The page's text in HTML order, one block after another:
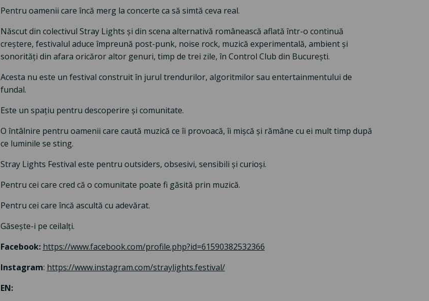
Pentru oamenii care încă merg la concerte ca să simtă ceva real.
Născut din colectivul Stray Lights și din scena alternativă românească aflată într-o continuă
creștere, festivalul aduce împreună post-punk, noise rock, muzică experimentală, ambient și
sonorități din afara oricăror altor genuri, timp de trei zile, în Control Club din București.
Acesta nu este un festival construit în jurul trendurilor, algoritmilor sau entertainmentului de
fundal.
Este un spațiu pentru descoperire și comunitate.
O întâlnire pentru oamenii care caută muzică ce îi provoacă, îi mișcă și rămâne cu ei mult timp după
ce luminile se sting.
Stray Lights Festival este pentru outsiders, obsesivi, sensibili și curioși.
Pentru cei care cred că o comunitate poate fi găsită prin muzică.
Pentru cei care încă ascultă cu adevărat.
Găsește-i pe ceilalți.
Facebook: https://www.facebook.com/profile.php?id=61590382532366
Instagram: https://www.instagram.com/straylights.festival/
EN: